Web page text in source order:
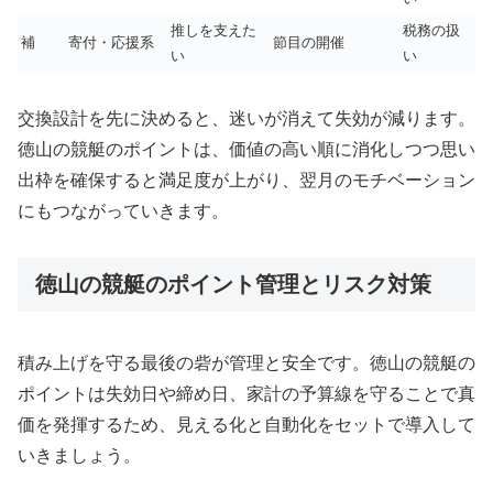
補 寄付・応援系
推しを支えた
い
節目の開催
税務の扱
い
交換設計を先に決めると、迷いが消えて失効が減ります。
徳山の競艇のポイントは、価値の高い順に消化しつつ思い
出枠を確保すると満足度が上がり、翌月のモチベーション
にもつながっていきます。
徳山の競艇のポイント管理とリスク対策
積み上げを守る最後の砦が管理と安全です。徳山の競艇の
ポイントは失効日や締め日、家計の予算線を守ることで真
価を発揮するため、見える化と自動化をセットで導入して
いきましょう。